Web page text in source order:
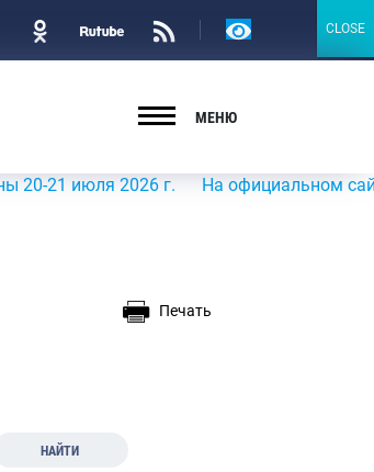
Версия
МЕНЮ
2026 г. На официальном сайте
Печать
НАЙТИ
CLOSE
CLOSE